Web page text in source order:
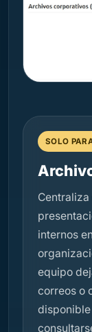
SOLO
internos
equipo
correos o
disponible